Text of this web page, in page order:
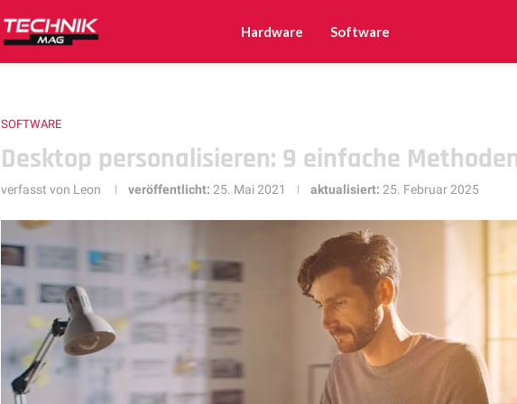
Hardware Software
SOFTWARE
Desktop personalisieren: 9 einfache
verfasst von Leon veröffentlicht: 25. Mai 2021 aktualisiert: 25. Februar 2025